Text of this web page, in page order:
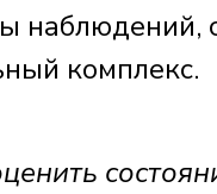
наблюдений,
комплекс.